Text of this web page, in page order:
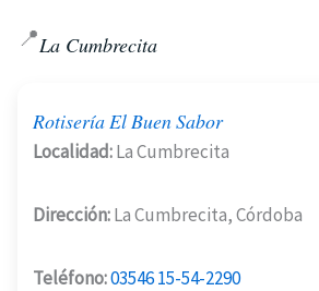
📍La Cumbrecita
Rotisería El Buen Sabor
Localidad:La Cumbrecita
Dirección:La Cumbrecita, Córdoba
Teléfono:03546 15-54-2290